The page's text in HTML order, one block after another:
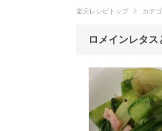
楽天レシピトップ カテ
ロメインレタ